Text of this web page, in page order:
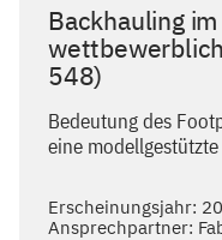
Backhauling
548)
Bedeutung des
eine
Erscheinungsjahr:
Ansprechpartner: